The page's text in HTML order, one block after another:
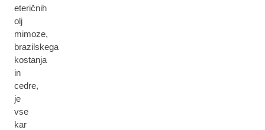
eteričnih
olj
mimoze,
brazilskega
kostanja
in
cedre,
je
vse
kar